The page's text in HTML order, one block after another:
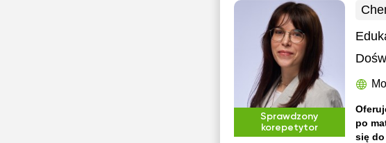
Sprawdzony
korepetytor
po
się